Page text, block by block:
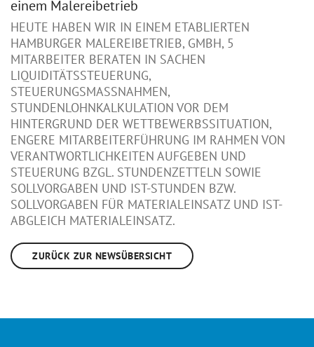
einem Malereibetrieb
HEUTE HABEN WIR IN EINEM ETABLIERTEN
HAMBURGER MALEREIBETRIEB, GMBH, 5
MITARBEITER BERATEN IN SACHEN
LIQUIDITÄTSSTEUERUNG,
STEUERUNGSMASSNAHMEN, S
TUNDENLOHNKALKULATION VOR DEM H
INTERGRUND DER WETTBEWERBSSITUATION, E
NGERE MITARBEITERFÜHRUNG IM RAHMEN VON V
ERANTWORTLICHKEITEN AUFGEBEN UND S
TEUERUNG BZGL. STUNDENZETTELN SOWIE S
OLLVORGABEN UND IST-STUNDEN BZW. S
OLLVORGABEN FÜR MATERIALEINSATZ UND IST-A
BGLEICH MATERIALEINSATZ.
ZURÜCK ZUR NEWSÜBERSICHT